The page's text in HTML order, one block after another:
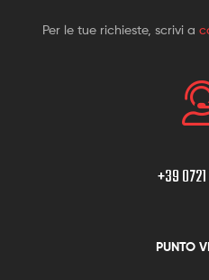
Per le tue richieste, scrivi a
+39
PUNTO